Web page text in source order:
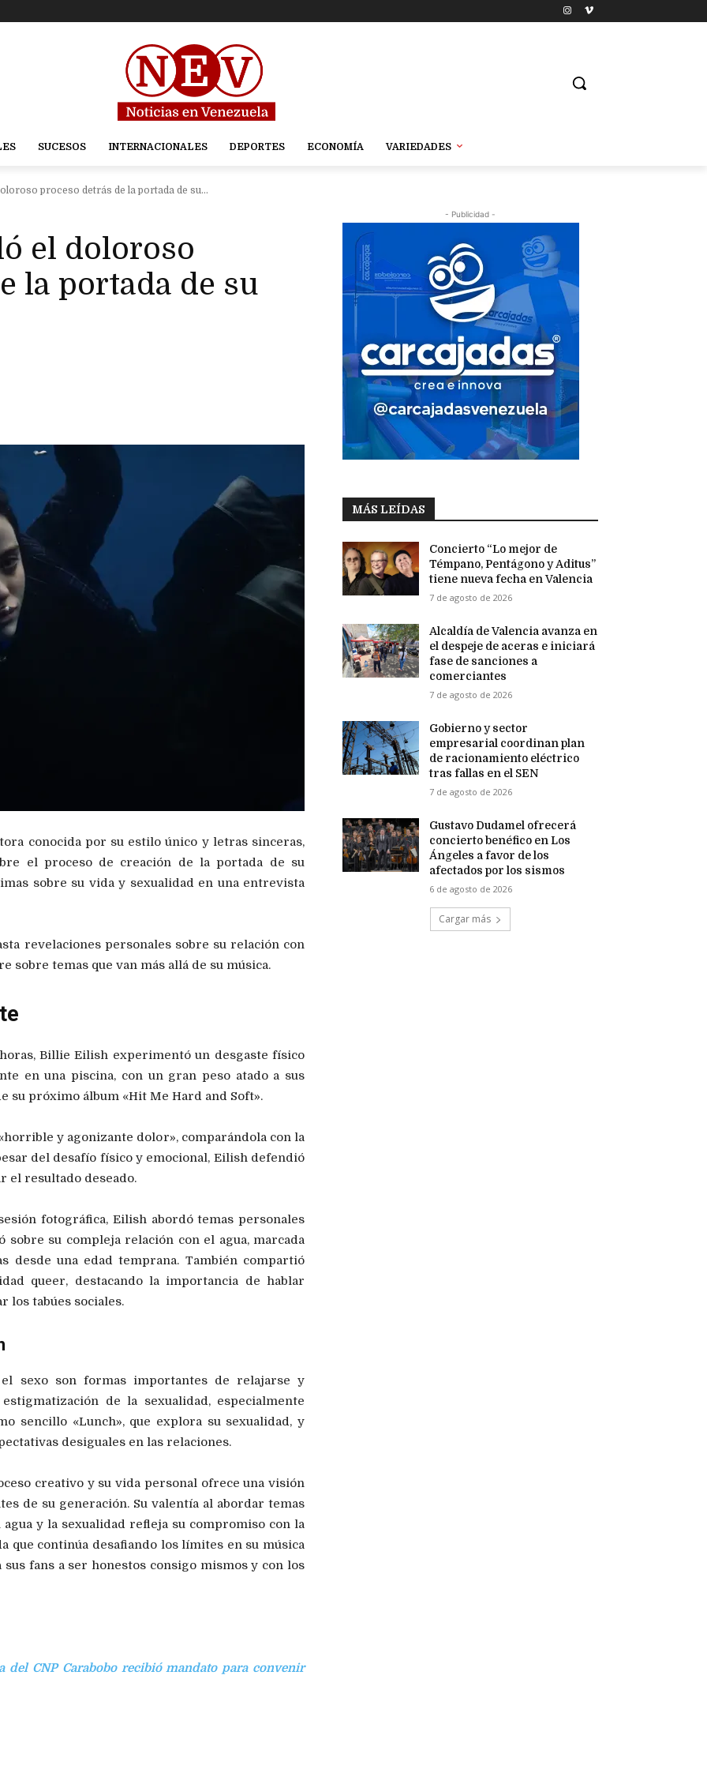
SUCESOS INTERNACIONALES DEPORTES ECONOMÍA VARIEDADES
proceso detrás de la portada de su...
el doloroso
la portada de su
conocida por su estilo único y letras sinceras,
el proceso de creación de la portada de su
sobre su vida y sexualidad en una entrevista
revelaciones personales sobre su relación con
sobre temas que van más allá de su música.
Billie Eilish experimentó un desgaste físico
en una piscina, con un gran peso atado a sus
su próximo álbum «Hit Me Hard and Soft».
y agonizante dolor», comparándola con la
del desafío físico y emocional, Eilish defendió
el resultado deseado.
fotográfica, Eilish abordó temas personales
sobre su compleja relación con el agua, marcada
desde una edad temprana. También compartió
queer, destacando la importancia de hablar
los tabúes sociales.
sexo son formas importantes de relajarse y
de la sexualidad, especialmente
sencillo «Lunch», que explora su sexualidad, y
desiguales en las relaciones.
creativo y su vida personal ofrece una visión
de su generación. Su valentía al abordar temas
y la sexualidad refleja su compromiso con la
que continúa desafiando los límites en su música
fans a ser honestos consigo mismos y con los
del CNP Carabobo recibió mandato para convenir
- Publicidad -
MÁS LEÍDAS
Concierto “Lo mejor de
Témpano, Pentágono y Aditus”
tiene nueva fecha en Valencia
7 de agosto de 2026
Alcaldía de Valencia avanza en
el despeje de aceras e iniciará
fase de sanciones a
comerciantes
7 de agosto de 2026
Gobierno y sector
empresarial coordinan plan
de racionamiento eléctrico
tras fallas en el SEN
7 de agosto de 2026
Gustavo Dudamel ofrecerá
concierto benéfico en Los
Ángeles a favor de los
afectados por los sismos
6 de agosto de 2026
Cargar más